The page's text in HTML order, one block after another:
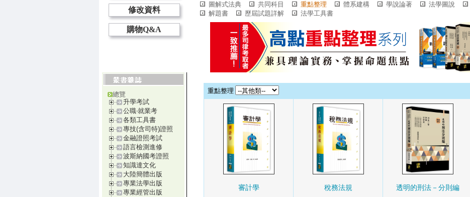
修改資料
購物Q&A
總覽
升學考試
公職‧就業考
各類工具書
專技(含司特)證照
金融證照考試
語言檢測進修
波斯納國考證照
知識達文化
大陸簡體出版
專業法學出版
專業經管出版
圖解式法典 共同科目 重點整理 體系建構 學說論著 法學圖說
解題書
歷屆試題詳解 法學工具書
重點整理
審計學 稅務法規 透明的刑法－分則編